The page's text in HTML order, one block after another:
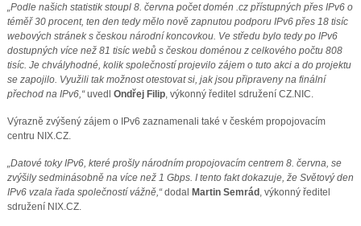
„Podle našich statistik stoupl 8. června počet domén .cz přístupných přes IPv6 o
téměř 30 procent, ten den tedy mělo nově zapnutou podporu IPv6 přes 18 tisíc
webových stránek s českou národní koncovkou. Ve středu bylo tedy po IPv6
dostupných více než 81 tisíc webů s českou doménou z celkového počtu 808
tisíc. Je chvályhodné, kolik společností projevilo zájem o tuto akci a do projektu
se zapojilo. Využili tak možnost otestovat si, jak jsou připraveny na finální
přechod na IPv6,“uvedl Ondřej Filip, výkonný ředitel sdružení CZ.NIC.
Výrazně zvýšený zájem o IPv6 zaznamenali také v českém propojovacím
centru NIX.CZ.
„Datové toky IPv6, které prošly národním propojovacím centrem 8. června, se
zvýšily sedminásobně na více než 1 Gbps. I tento fakt dokazuje, že Světový den
IPv6 vzala řada společností vážně,“dodal Martin Semrád , výkonný ředitel
sdružení NIX.CZ.